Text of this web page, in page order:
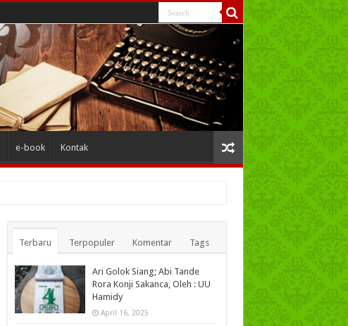
e-book Kontak
Terbaru Terpopuler Komentar Tags
Ari Golok Siang; Abi Tande
Rora Konji Sakanca, Oleh : UU
Hamidy
April 16, 2025